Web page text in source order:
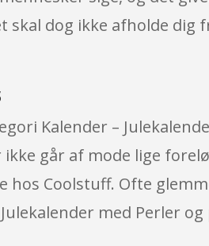
dog ikke afholde dig
Kalender –
går af mode lige
hos Coolstuff. Ofte
med Perler